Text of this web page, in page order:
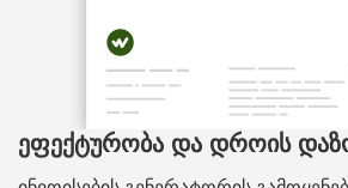
ეფექტურობა და დროის